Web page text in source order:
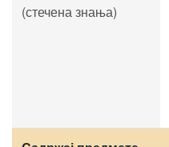
(стечена знања)